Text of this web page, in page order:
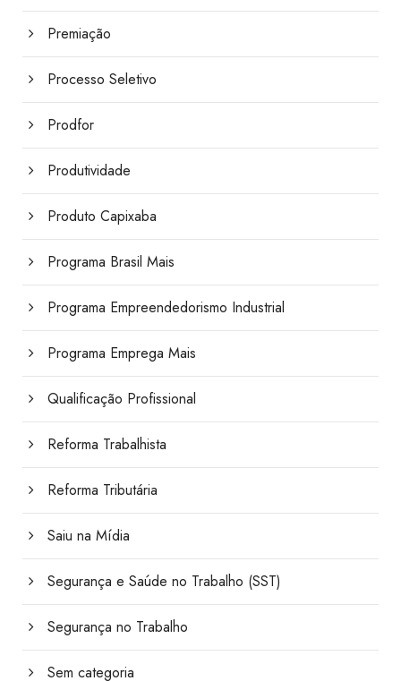
Premiação
Processo Seletivo
Prodfor
Produtividade
Produto Capixaba
Programa Brasil Mais
Programa Empreendedorismo Industrial
Programa Emprega Mais
Qualificação Profissional
Reforma Trabalhista
Reforma Tributária
Saiu na Mídia
Segurança e Saúde no Trabalho (SST)
Segurança no Trabalho
Sem categoria